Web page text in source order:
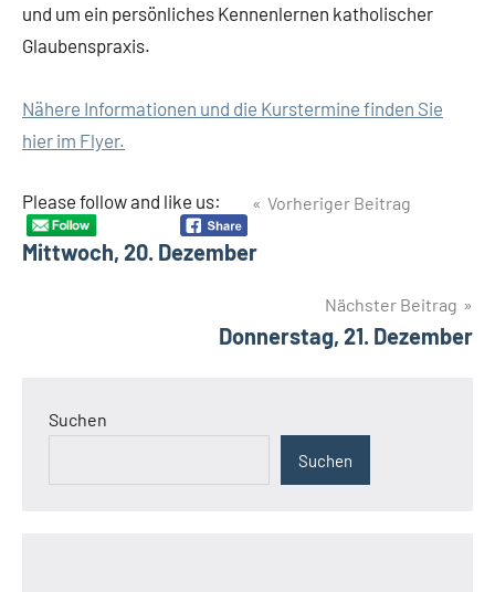
und um ein persönliches Kennenlernen katholischer
Glaubenspraxis.
Nähere Informationen und die Kurstermine finden Sie
hier im Flyer.
Please follow and like us:
BeitragsnavigationVorheriger Beitrag
Mittwoch, 20. Dezember
Nächster Beitrag
Donnerstag, 21. Dezember
Suchen
Suchen